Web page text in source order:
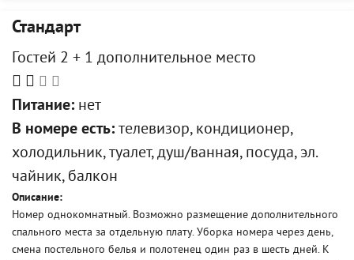
Стандарт
Гостей 2 + 1 дополнительное место
Питание: нет
В номере есть: телевизор, кондиционер,
холодильник, туалет, душ/ванная, посуда, эл.
чайник, балкон
Описание:
Номер однокомнатный. Возможно размещение дополнительного
спального места за отдельную плату. Уборка номера через день,
смена постельного белья и полотенец один раз в шесть дней. К